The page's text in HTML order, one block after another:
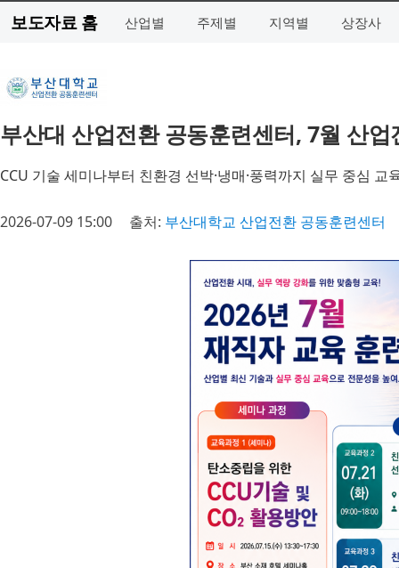
보도자료 홈 산업별 주제별 지역별 상장사
부산대 산업전환 공동훈련센터, 7월 산
CCU 기술 세미나부터 친환경 선박·냉매·풍력까지 실무 중심 교
2026-07-09 15:00 출처: 부산대학교 산업전환 공동훈련센터